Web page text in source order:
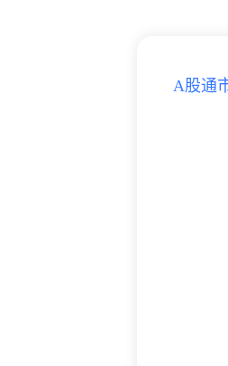
A股通